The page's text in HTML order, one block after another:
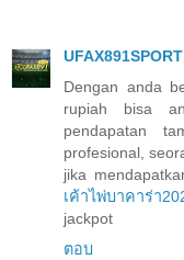
UFAX891SPORT
Dengan anda
rupiah bisa
pendapatan
profesional,
jika
เค้าไพ่บาคาร่า
jackpot
ตอบ